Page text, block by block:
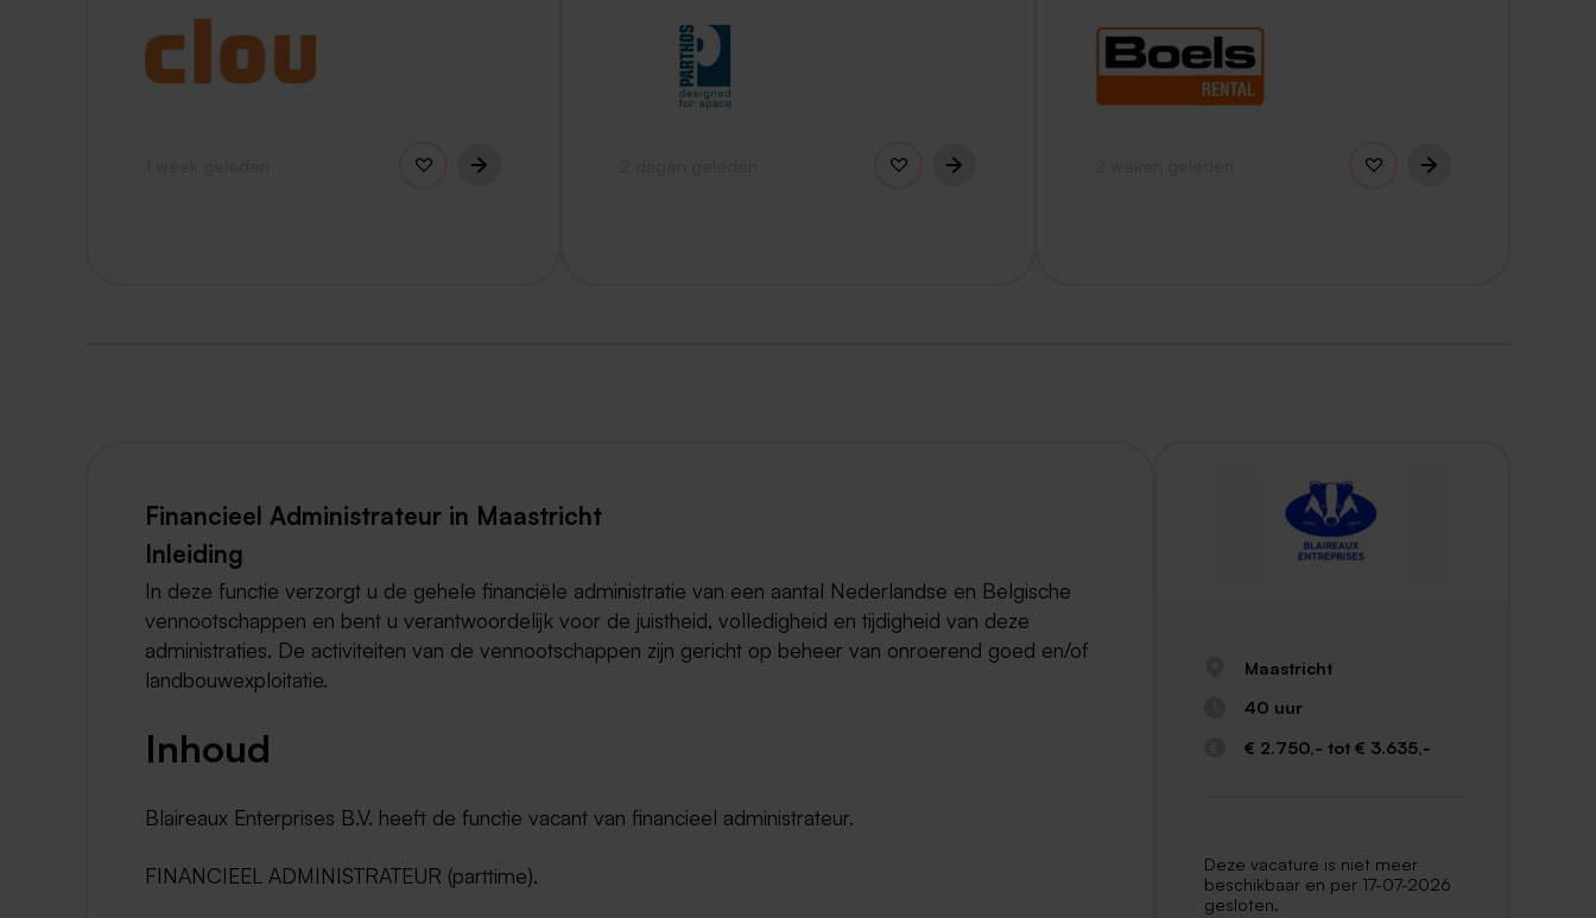
Financieel Administrateur in Maastricht
Inleiding
In deze functie verzorgt u de gehele financiële administratie van een aantal Nederlandse en Belgische
vennootschappen en bent u verantwoordelijk voor de juistheid, volledigheid en tijdigheid van deze
administraties. De activiteiten van de vennootschappen zijn gericht op beheer van onroerend goed en/of
landbouwexploitatie.
Inhoud
Blaireaux Enterprises B.V. heeft de functie vacant van financieel administrateur.
FINANCIEEL ADMINISTRATEUR (parttime).
Maastricht
40 uur
€ 2.750,- tot € 3.635,-
Deze vacature is niet meer
beschikbaar en per 17-07-2026
gesloten.